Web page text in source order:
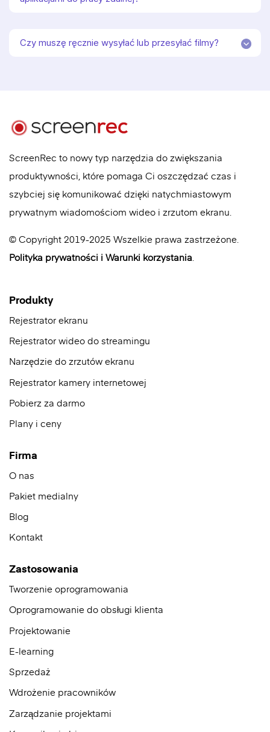
Czy muszę ręcznie wysyłać lub przesyłać filmy?
ScreenRec to nowy typ narzędzia do zwiększania
produktywności, które pomaga Ci oszczędzać czas i
szybciej się komunikować dzięki natychmiastowym
prywatnym wiadomościom wideo i zrzutom ekranu.
© Copyright 2019-2025 Wszelkie prawa zastrzeżone.
Polityka prywatności iWarunki korzystania
Produkty
Rejestrator ekranu
Rejestrator wideo do streamingu
Narzędzie do zrzutów ekranu
Rejestrator kamery internetowej
Pobierz za darmo
Plany i ceny
Firma
O nas
Pakiet medialny
Blog
Kontakt
Zastosowania
Tworzenie oprogramowania
Oprogramowanie do obsługi klienta
Projektowanie
E-learning
Sprzedaż
Wdrożenie pracowników
Zarządzanie projektami